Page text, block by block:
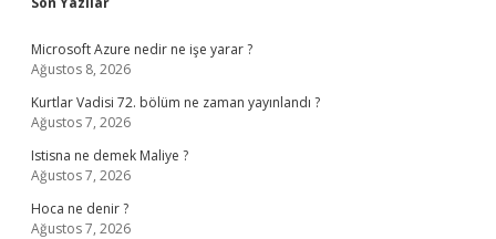
Sidebar
Microsoft Azure nedir ne işe yarar ?
Ağustos 8, 2026
Kurtlar Vadisi 72. bölüm ne zaman yayınlandı ?
Ağustos 7, 2026
Istisna ne demek Maliye ?
Ağustos 7, 2026
Hoca ne denir ?
Ağustos 7, 2026